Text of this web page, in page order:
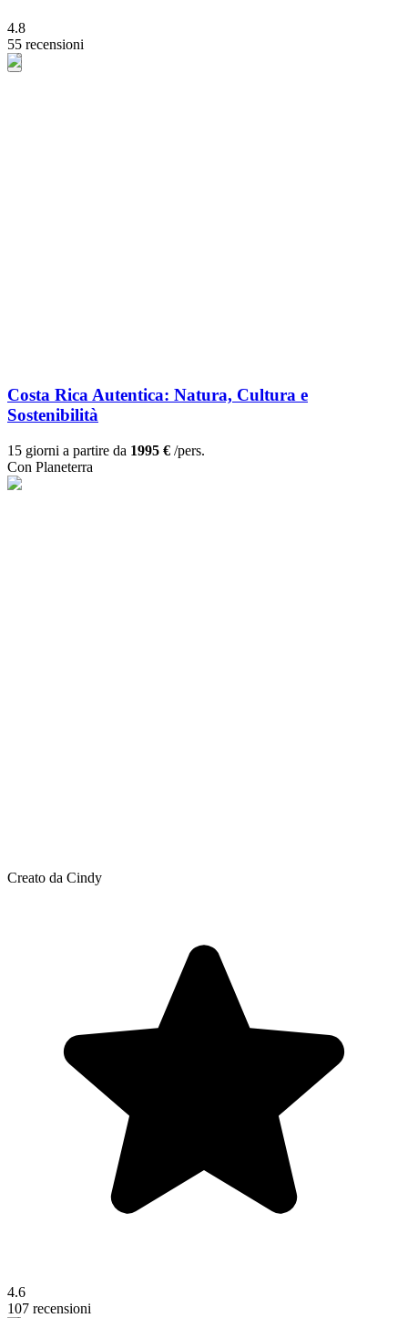
4.8
55 recensioni
Costa Rica Autentica: Natura, Cultura e
Sostenibilità
15 giorni a partire da 1995 € /pers.
Con Planeterra
Creato da Cindy
4.6
107 recensioni